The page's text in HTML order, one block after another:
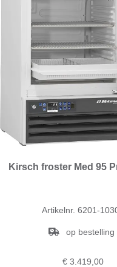
Kirsch froster Med 95
Artikelnr. 6201-
op bestelling
€ 3.419,00